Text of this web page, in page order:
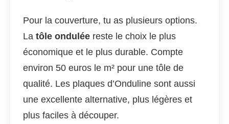
Pour la couverture, tu as plusieurs options.
La tôle ondulée reste le choix le plus
économique et le plus durable. Compte
environ 50 euros le m² pour une tôle de
qualité. Les plaques d’Onduline sont aussi
une excellente alternative, plus légères et
plus faciles à découper.